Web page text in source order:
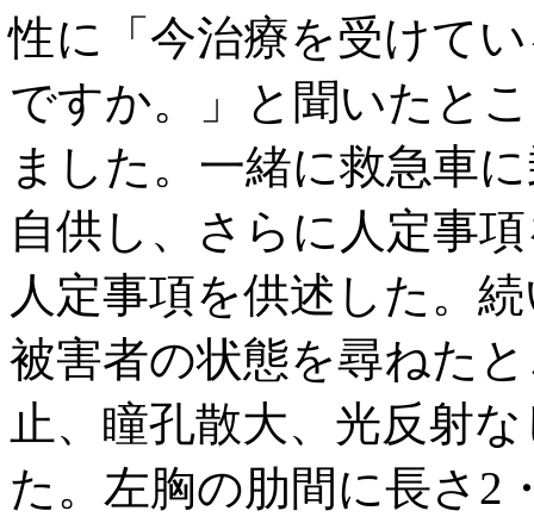
性に「今治療を受けて
ですか。」と聞いたと
ました。一緒に救急車
自供し、さらに人定事
人定事項を供述した。
被害者の状態を尋ねた
止、瞳孔散大、光反射
た。左胸の肋間に長さ2